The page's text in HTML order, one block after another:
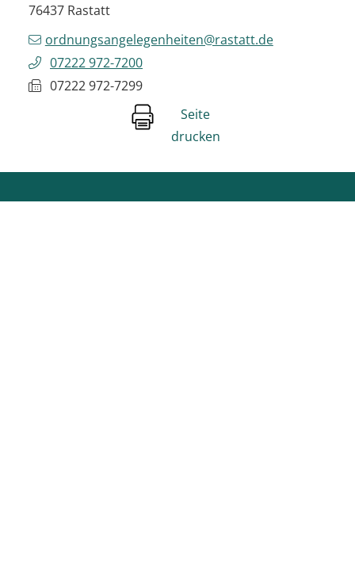
76437 Rastatt
ordnungsangelegenheiten@rastatt.de
07222 972-7200
07222 972-7299
Seite
drucken